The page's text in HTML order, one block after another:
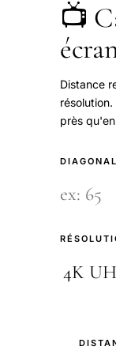
📺
Distance
près qu'en